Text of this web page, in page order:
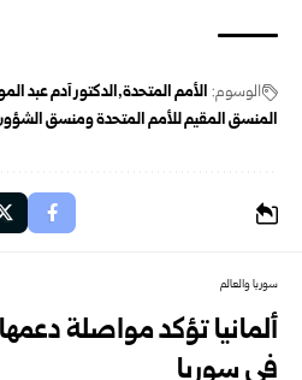
الوسوم: الأمم المتحدة الدكتور آدم عبد
المنسق المقيم للأمم المتحدة ومنسق
سوريا والعالم
ألمانيا تؤكد مواصلة
في سوريا